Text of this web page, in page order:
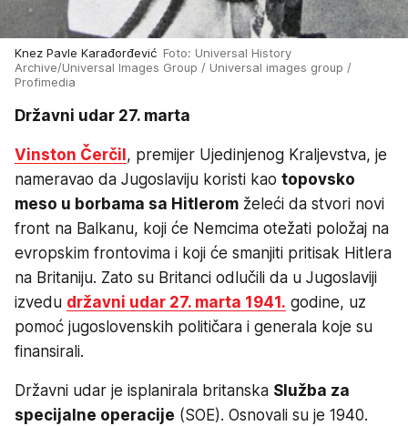
Knez Pavle Karađorđević Foto: Universal History
Archive/Universal Images Group / Universal images group /
Profimedia
Državni udar 27. marta
Vinston Čerčil , premijer Ujedinjenog Kraljevstva, je
nameravao da Jugoslaviju koristi kao topovsko
meso u borbama sa Hitlerom želeći da stvori novi
front na Balkanu, koji će Nemcima otežati položaj na
evropskim frontovima i koji će smanjiti pritisak Hitlera
na Britaniju. Zato su Britanci odlučili da u Jugoslaviji
izvedu državni udar 27. marta 1941. godine, uz
pomoć jugoslovenskih političara i generala koje su
finansirali.
Državni udar je isplanirala britanska Služba za
specijalne operacije (SOE). Osnovali su je 1940.